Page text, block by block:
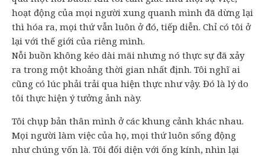
hoạt động của mọi người xung quanh mình đã dừng lại
thì hóa ra, mọi thứ vẫn luôn ở đó, tiếp diễn. Chỉ có tôi ở
lại với thế giới của riêng mình.
Nỗi buồn không kéo dài mãi nhưng nó thực sự đã xảy
ra trong một khoảng thời gian nhất định. Tôi nghĩ ai
cũng có lúc phải trải qua hiện thực như vậy. Đó là lý do
tôi thực hiện ý tưởng ảnh này.
Tôi chụp bản thân mình ở các khung cảnh khác nhau.
Mọi người làm việc của họ, mọi thứ luôn sống động
như chúng vốn là. Tôi đối diện với ống kính, nhìn lại